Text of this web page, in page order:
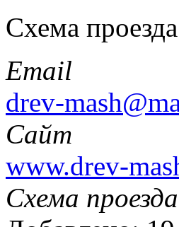
Схема
Email
drev-
Сайт
www.drev-
Схема проезда